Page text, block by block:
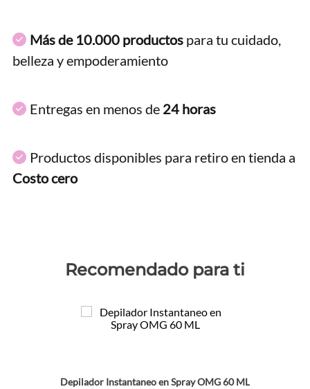
Más de 10.000 productos para tu cuidado,
belleza y empoderamiento
Entregas en menos de 24 horas
Productos disponibles para retiro en tienda a
Costo cero
Recomendado para ti
Depilador Instantaneo en Spray OMG 60 ML